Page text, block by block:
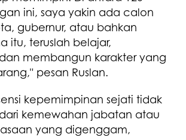
ini, saya yakin ada calon
gubernur, atau bahkan
itu, teruslah belajar,
membangun karakter yang
pesan Ruslan.
kepemimpinan sejati tidak
kemewahan jabatan atau
yang digenggam,